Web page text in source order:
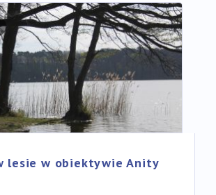
lesie w obiektywie Anity